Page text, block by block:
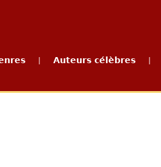
Auteurs célèbres